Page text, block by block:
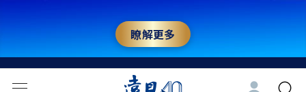
瞭解更多